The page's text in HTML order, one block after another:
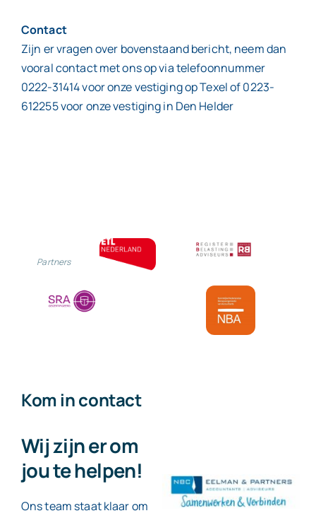
Contact
Zijn er vragen over bovenstaand bericht, neem dan
vooral contact met ons op via telefoonnummer
0222-31414 voor onze vestiging op Texel of 0223-
612255 voor onze vestiging in Den Helder
Partners
Kom in contact
Wij zijn er om
jou te helpen!
Ons team staat klaar om